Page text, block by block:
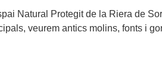
Natural Protegit de la Riera de
veurem antics molins, fonts i